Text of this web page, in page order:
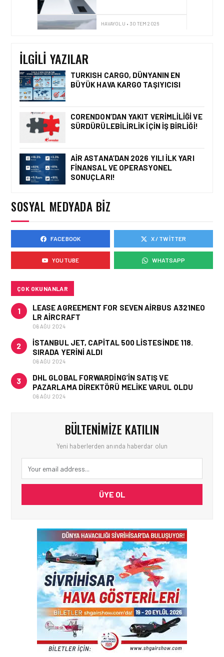
SÜRDÜRÜLEBILIRLIK IÇIN
İŞ BIRLIĞI!
HAVAYOLU • 05 AĞU 2026
AIR ASTANA’DAN 2026
SONUÇLARI!
HAVAYOLU • 05 AĞU 2026
AJET’IN SABIHA
GÖKÇEN’DEKI PAZAR PAYI
ARTIŞI FINANSAL
İLGILI YAZILAR
TURKISH CARGO, DÜNYANIN EN
BÜYÜK HAVA KARGO TAŞIYICISI
CORENDON’DAN YAKIT VERIMLILIĞI VE
SÜRDÜRÜLEBILIRLIK IÇIN İŞ BIRLIĞI!
AIR ASTANA’DAN 2026 YILI İLK YARI
FINANSAL VE OPERASYONEL
SONUÇLARI!
SOSYAL MEDYADA BIZ
FACEBOOK X / TWITTER
YOUTUBE WHATSAPP
ÇOK OKUNANLAR
1
LEASE AGREEMENT FOR SEVEN AIRBUS A321NEO
LR AIRCRAFT
06 AĞU 2024
2
İSTANBUL JET, CAPITAL 500 LISTESINDE 118.
SIRADA YERINI ALDI
06 AĞU 2024
3
DHL GLOBAL FORWARDING’IN SATIŞ VE
PAZARLAMA DIREKTÖRÜ MELIKE VARUL OLDU
06 AĞU 2024
BÜLTENIMIZE KATILIN
Yeni haberlerden anında haberdar olun
ÜYE OL